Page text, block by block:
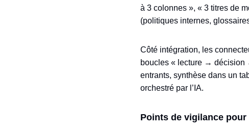
à 3 colonnes », « 3 titres de
(politiques internes,
Côté intégration, les
boucles « lecture → décision
entrants, synthèse dans un
orchestré par l’IA.
Points de vigilance pour